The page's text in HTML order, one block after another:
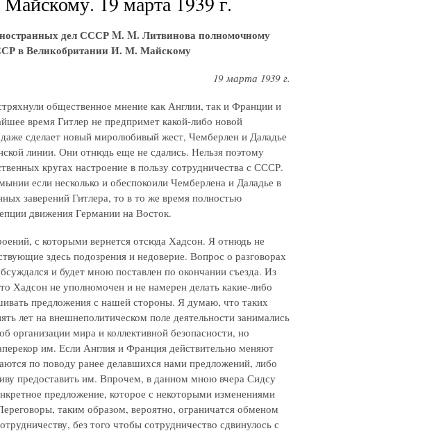
дел СССР M. M. Литвинова полномочному
в Великобритании И. М. Майскому
19 марта 1939 г.
общественное мнение как Англии, так и Франции и
время Гитлер не предпримет какой-либо новой
сделает новый миролюбивый жест, Чемберлен и Даладье
линии. Они отнюдь еще не сдались. Нельзя поэтому
кругах настроение в пользу сотрудничества с СССР.
если несколько и обеспокоили Чемберлена и Даладье в
заверений Гитлера, то в то же время полностью
движения Германии на Восток.
с которыми вернется отсюда Хадсон. Я отнюдь не
здесь подозрения и недоверие. Вопрос о разговорах
и будет мною поставлен по окончании съезда. Из
Хадсон не уполномочен и не намерен делать какие-либо
предложения с нашей стороны. Я думаю, что таких
лет на внешнеполитическом поле деятельности занимались
организации мира и коллективной безопасности, но
им. Если Англия и Франция действительно меняют
по поводу ранее делавшихся нами предложений, либо
предоставить им. Впрочем, в данном мною вчера Сидсу
предложение, которое с некоторыми изменениями
таким образом, вероятно, ограничатся обменом
без того чтобы сотрудничество сдвинулось с